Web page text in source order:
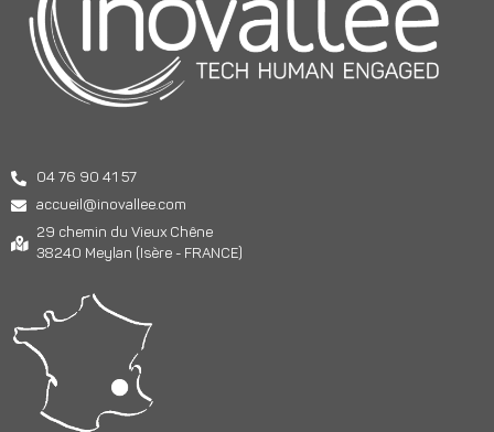
04 76 90 41 57
accueil@inovallee.com
29 chemin du Vieux Chêne
38240 Meylan (Isère - FRANCE)